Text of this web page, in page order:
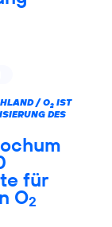
/ O2IST
DES
für
O2